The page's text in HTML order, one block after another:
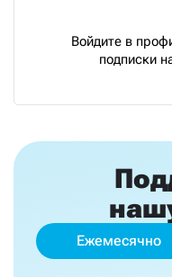
Войдите в
подписки
Ежемесячно